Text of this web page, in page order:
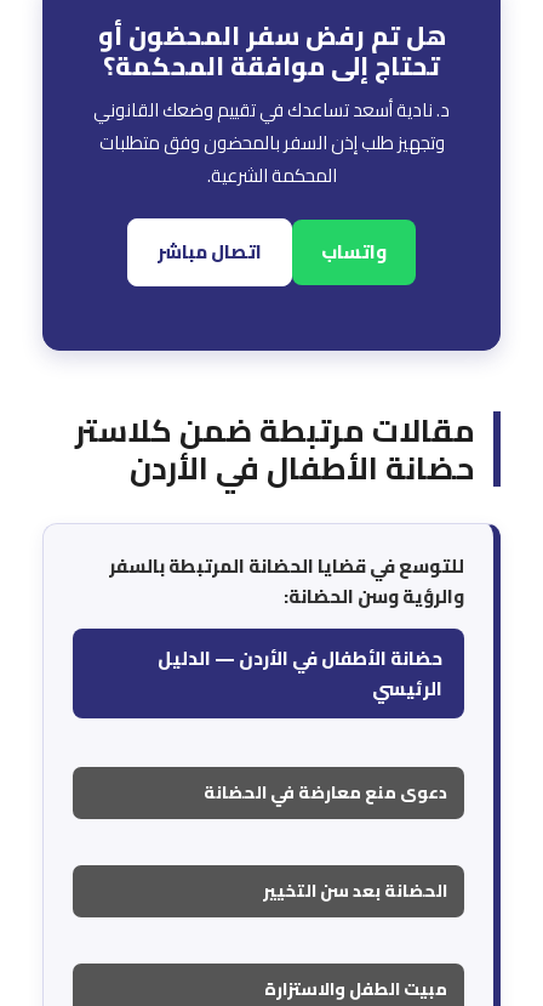
هل تم رفض سفر المحضون أو
تحتاج إلى موافقة المحكمة؟
د. نادية أسعد تساعدك في تقييم وضعك القانوني
وتجهيز طلب إذن السفر بالمحضون وفق متطلبات
المحكمة الشرعية.
واتساب اتصال مباشر
مقالات مرتبطة ضمن كلاستر
حضانة الأطفال في الأردن
للتوسع في قضايا الحضانة المرتبطة بالسفر
والرؤية وسن الحضانة:
حضانة الأطفال في الأردن — الدليل
الرئيسي
دعوى منع معارضة في الحضانة
الحضانة بعد سن التخيير
مبيت الطفل والاستزارة